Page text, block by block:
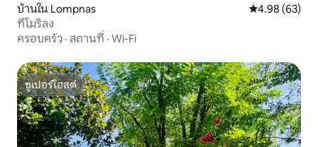
บ้านใน Lompnas คะแนนเฉลี่ย
4.98 (63)
ที่โมริลง
ครอบครัว · สถานที่ · Wi-Fi
ซูเปอร์โฮสต์
ซูเปอร์โฮสต์